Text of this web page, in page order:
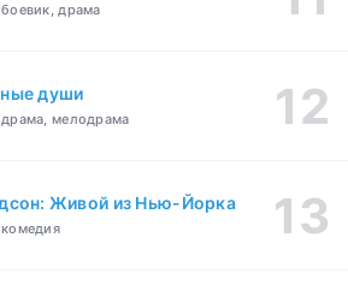
драма
души
мелодрама
Живой из Нью-Йорка